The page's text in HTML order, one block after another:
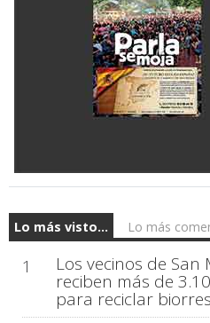
Lo más visto... Lo más
1 Los vecinos de
reciben más de
para reciclar